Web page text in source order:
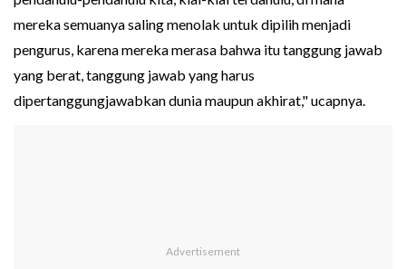
mereka semuanya saling menolak untuk dipilih menjadi
pengurus, karena mereka merasa bahwa itu tanggung jawab
yang berat, tanggung jawab yang harus
dipertanggungjawabkan dunia maupun akhirat," ucapnya.